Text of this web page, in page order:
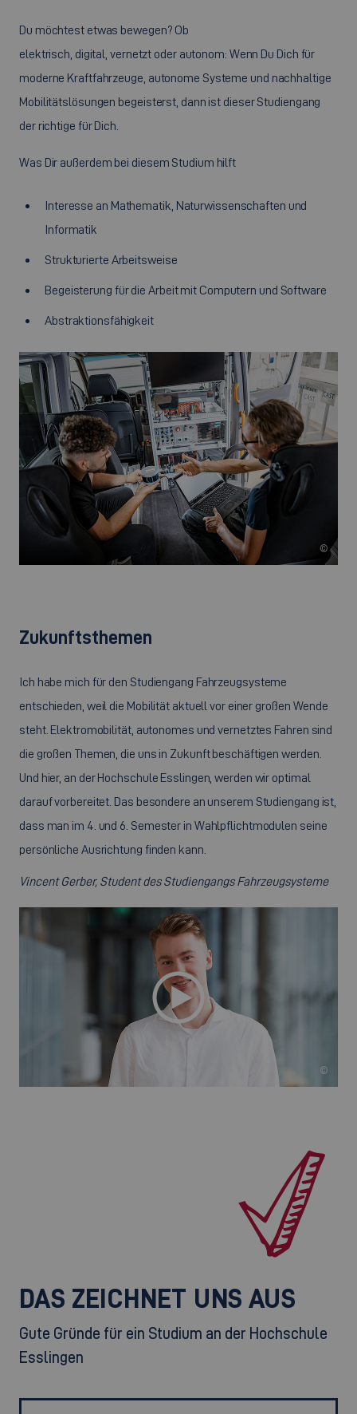
Du möchtest etwas bewegen? Ob
elektrisch, digital, vernetzt oder autonom: Wenn Du Dich für
moderne Kraftfahrzeuge, autonome Systeme und nachhaltige
Mobilitätslösungen begeisterst, dann ist dieser Studiengang
der richtige für Dich.
Was Dir außerdem bei diesem Studium hilft
Interesse an Mathematik, Naturwissenschaften und
Informatik
Strukturierte Arbeitsweise
Begeisterung für die Arbeit mit Computern und Software
Abstraktionsfähigkeit
©
Zukunftsthemen
Ich habe mich für den Studiengang Fahrzeugsysteme
entschieden, weil die Mobilität aktuell vor einer großen Wende
steht. Elektromobilität, autonomes und vernetztes Fahren sind
die großen Themen, die uns in Zukunft beschäftigen werden.
Und hier, an der Hochschule Esslingen, werden wir optimal
darauf vorbereitet. Das besondere an unserem Studiengang ist,
dass man im 4. und 6. Semester in Wahlpflichtmodulen seine
persönliche Ausrichtung finden kann.
Vincent Gerber, Student des Studiengangs Fahrzeugsysteme
©
DAS ZEICHNET UNS AUS
Gute Gründe für ein Studium an der Hochschule
Esslingen